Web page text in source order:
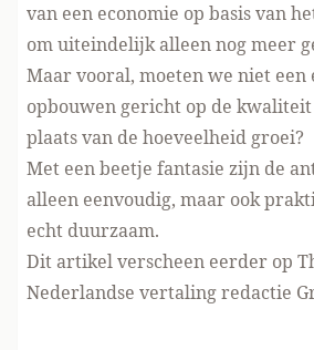
van een economie op basis van
om uiteindelijk alleen nog meer
Maar vooral, moeten we niet een
opbouwen gericht op de
plaats van de hoeveelheid groei?
Met een beetje fantasie zijn de
alleen eenvoudig, maar ook
echt duurzaam.
Dit artikel verscheen eerder op
Nederlandse vertaling redactie